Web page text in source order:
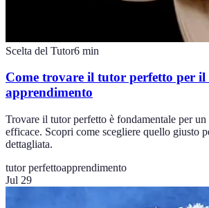
Scelta del Tutor6 min
Come trovare il tutor perfetto per il
apprendimento
Trovare il tutor perfetto è fondamentale per
efficace. Scopri come scegliere quello giusto
dettagliata.
tutor perfettoapprendimento
Jul 29